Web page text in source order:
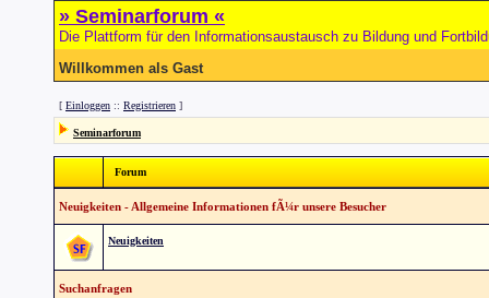
» Seminarforum «
Die Plattform für den Informationsaustausch zu Bildung und
Willkommen als Gast
[ Einloggen :: Registrieren ]
Seminarforum
Forum
Neuigkeiten - Allgemeine Informationen fÃ¼r unsere Besucher
Neuigkeiten
Suchanfragen